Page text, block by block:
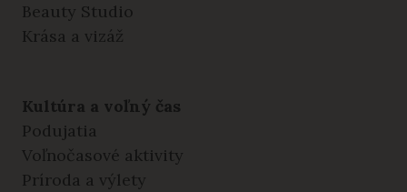
Beauty Studio
Krása a vizáž
Kultúra a voľný čas
Podujatia
Voľnočasové aktivity
Príroda a výlety